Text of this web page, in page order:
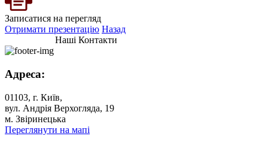
Записатися на перегляд
Отримати презентацію Назад
Наші Контакти
Адреса:
01103, г. Київ,
вул. Андрія Верхогляда, 19
м. Звіринецька
Переглянути на мапі